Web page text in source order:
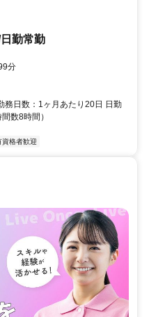
勤常勤
分
務日数：1ヶ月あたり20日 日勤
数8時間）
資格者歓迎